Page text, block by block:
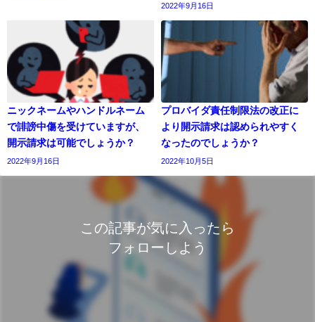
2022年9月16日
ニックネームやハンドルネーム
で誹謗中傷を受けていますが、
開示請求は可能でしょうか？
2022年9月16日
プロバイダ責任制限法の改正に
より開示請求は認められやすく
なったのでしょうか？
2022年10月5日
この記事が気に入ったら
フォローしよう